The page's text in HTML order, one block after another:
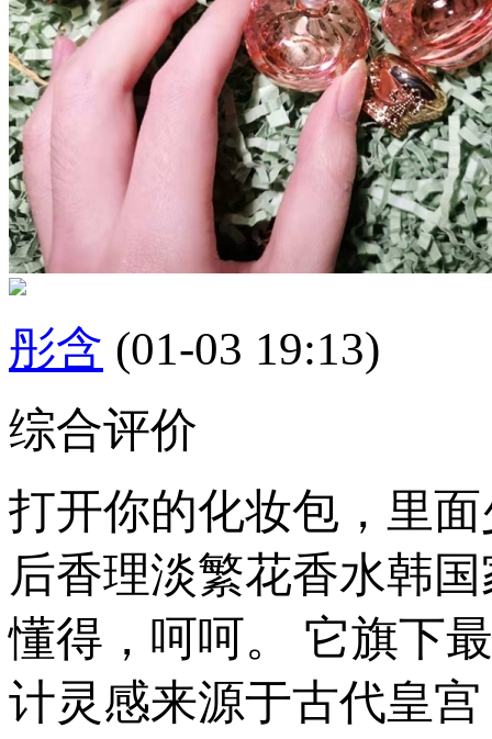
彤含 (01-03 19:13)
综合评价
打开你的化妆包，里
后香理淡繁花香水韩
懂得，呵呵。 它旗下
计灵感来源于古代皇